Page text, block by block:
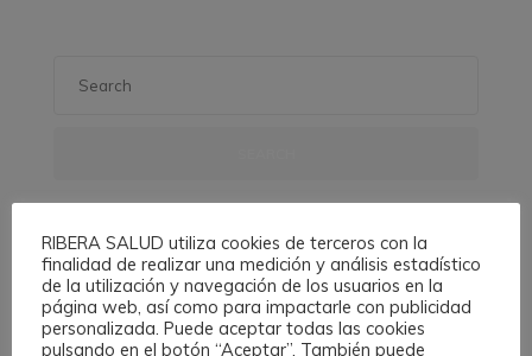
Comentarios recientes
RIBERA SALUD utiliza cookies de terceros con la
finalidad de realizar una medición y análisis estadístico
de la utilización y navegación de los usuarios en la
página web, así como para impactarle con publicidad
personalizada. Puede aceptar todas las cookies
pulsando en el botón “Aceptar”. También puede